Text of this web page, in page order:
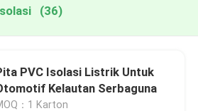
(36)
PVC Isolasi Listrik Untuk
Kelautan Serbaguna
：1 Karton